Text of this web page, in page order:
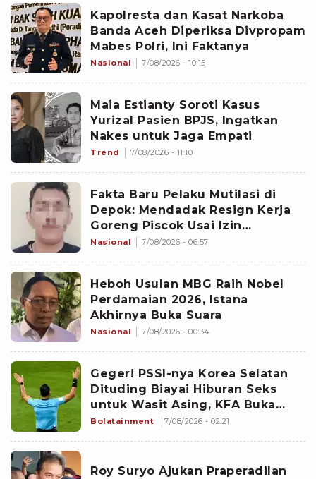
Kapolresta dan Kasat Narkoba
Banda Aceh Diperiksa Divpropam
Mabes Polri, Ini Faktanya
Nasional 7/08/2026 - 10:15
Maia Estianty Soroti Kasus
Yurizal Pasien BPJS, Ingatkan
Nakes untuk Jaga Empati
Trend 7/08/2026 - 11:10
Fakta Baru Pelaku Mutilasi di
Depok: Mendadak Resign Kerja
Goreng Piscok Usai Izin
Interview di Mal
Nasional 7/08/2026 - 06:57
Heboh Usulan MBG Raih Nobel
Perdamaian 2026, Istana
Akhirnya Buka Suara
Nasional 7/08/2026 - 00:34
Geger! PSSI-nya Korea Selatan
Dituding Biayai Hiburan Seks
untuk Wasit Asing, KFA Buka
Suara
Bolatainment 7/08/2026 - 02:21
Roy Suryo Ajukan Praperadilan